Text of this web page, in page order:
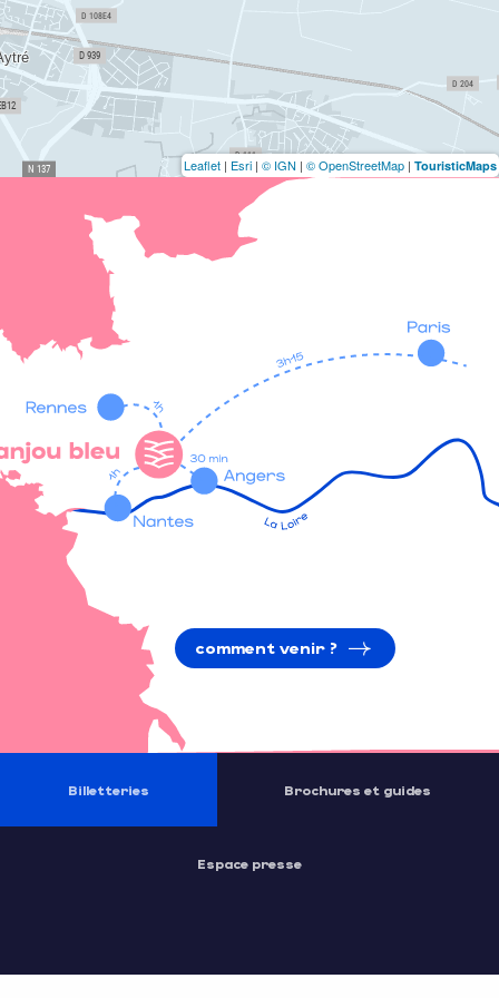
Leaflet | Esri | © IGN | © OpenStreetMap | TouristicMaps
comment venir ?
Billetteries Brochures et guides
Espace presse